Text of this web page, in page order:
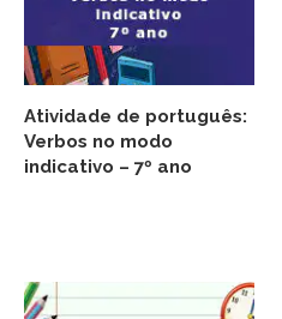
Atividade de português:
Verbos no modo
indicativo – 7º ano